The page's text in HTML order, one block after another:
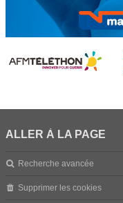
ALLER À LA PAGE
Recherche avancée
Supprimer les cookies